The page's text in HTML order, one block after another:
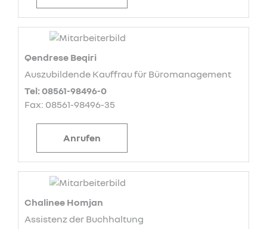
Qendrese Beqiri
Auszubildende Kauffrau für Büromanagement
Tel: 08561-98496-0
Fax: 08561-98496-35
Anrufen
Chalinee Homjan
Assistenz der Buchhaltung